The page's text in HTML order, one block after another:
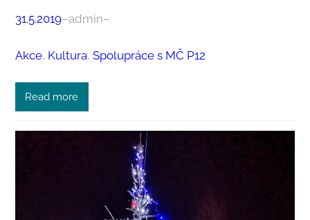
31.5.2019–admin–
Akce, Kultura, Spolupráce s MČ P12
Read more